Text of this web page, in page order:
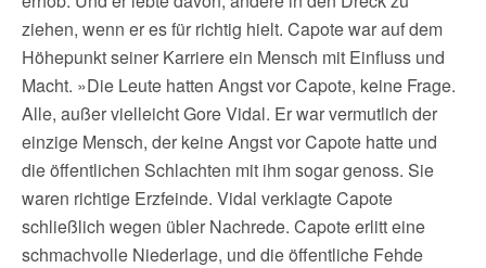
ziehen, wenn er es für richtig hielt. Capote war auf dem
Höhepunkt seiner Karriere ein Mensch mit Einfluss und
Macht. »Die Leute hatten Angst vor Capote, keine Frage.
Alle, außer vielleicht Gore Vidal. Er war vermutlich der
einzige Mensch, der keine Angst vor Capote hatte und
die öffentlichen Schlachten mit ihm sogar genoss. Sie
waren richtige Erzfeinde. Vidal verklagte Capote
schließlich wegen übler Nachrede. Capote erlitt eine
schmachvolle Niederlage, und die öffentliche Fehde